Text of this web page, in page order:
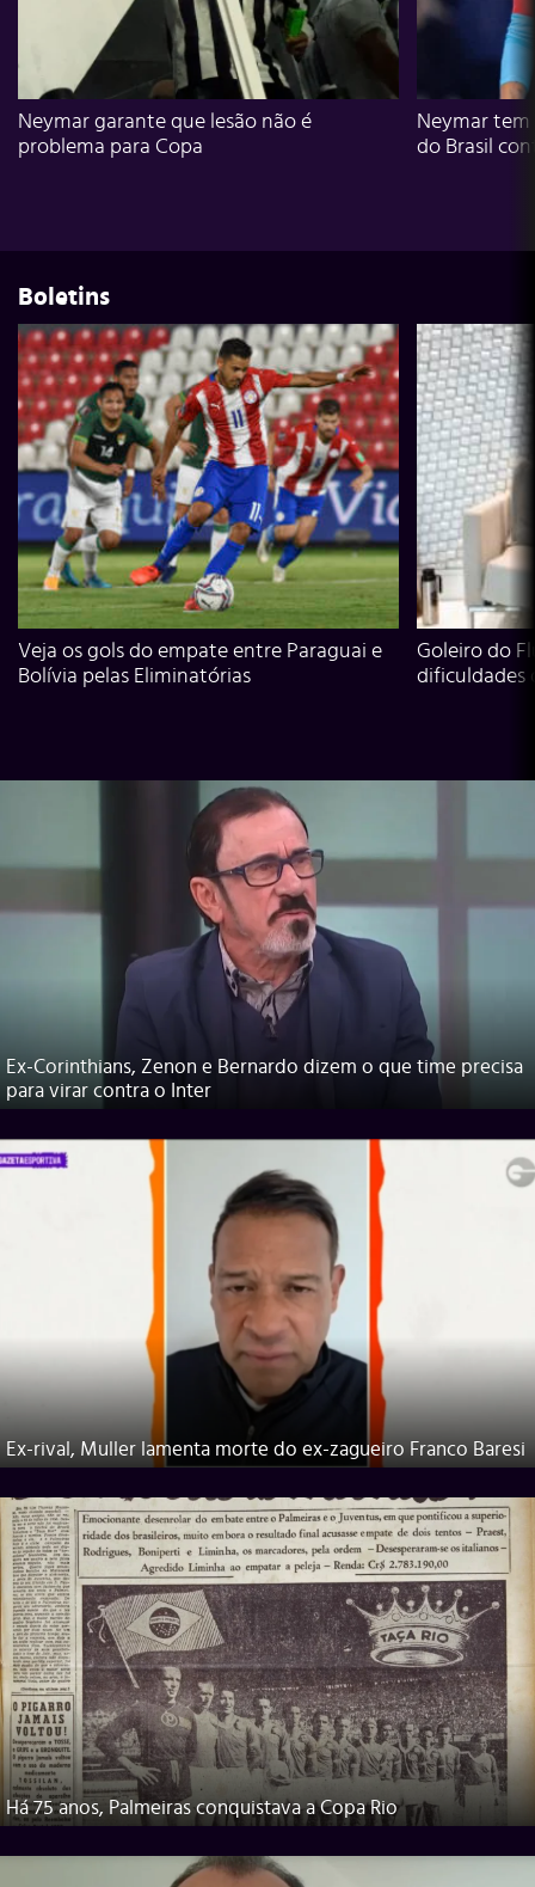
Neymar garante que lesão não é
problema para Copa
Neymar
do Brasil
Boletins
Veja os gols do empate entre Paraguai e
Bolívia pelas Eliminatórias
Goleiro do
dificuldades
Ex-Corinthians, Zenon e Bernardo dizem o que time precisa
para virar contra o Inter
Ex-rival, Muller lamenta morte do ex-zagueiro Franco Baresi
Há 75 anos, Palmeiras conquistava a Copa Rio